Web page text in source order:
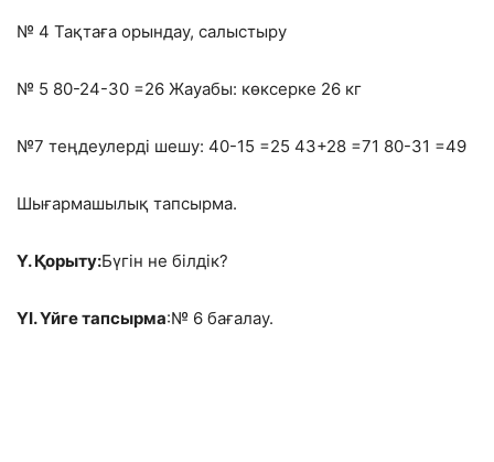
№ 4 Тақтаға орындау, салыстыру
№ 5 80-24-30 =26 Жауабы: көксерке 26 кг
№7 теңдеулерді шешу: 40-15 =25 43+28 =71 80-31 =49
Шығармашылық тапсырма.
Ү. Қорыту:Бүгін не білдік?
ҮІ. Үйге тапсырма:№ 6 бағалау.